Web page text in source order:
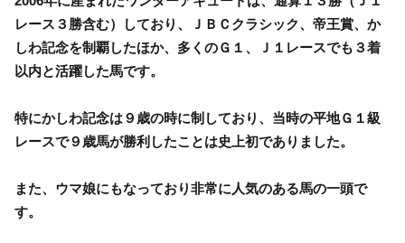
レース３勝含む）しており、ＪＢＣクラシック、帝王賞、か
しわ記念を制覇したほか、多くのＧ１、Ｊ１レースでも３着
以内と活躍した馬です。
特にかしわ記念は９歳の時に制しており、当時の平地Ｇ１級
レースで９歳馬が勝利したことは史上初でありました。
また、ウマ娘にもなっており非常に人気のある馬の一頭で
す。